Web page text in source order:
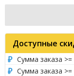
Доступные
Сумма заказа >=
Сумма заказа >=